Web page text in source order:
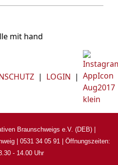
| LOGIN |
Braunschweigs e.V. (DEB) |
| 0531 34 05 91 | Öffnungszeiten:
- 14.00 Uhr